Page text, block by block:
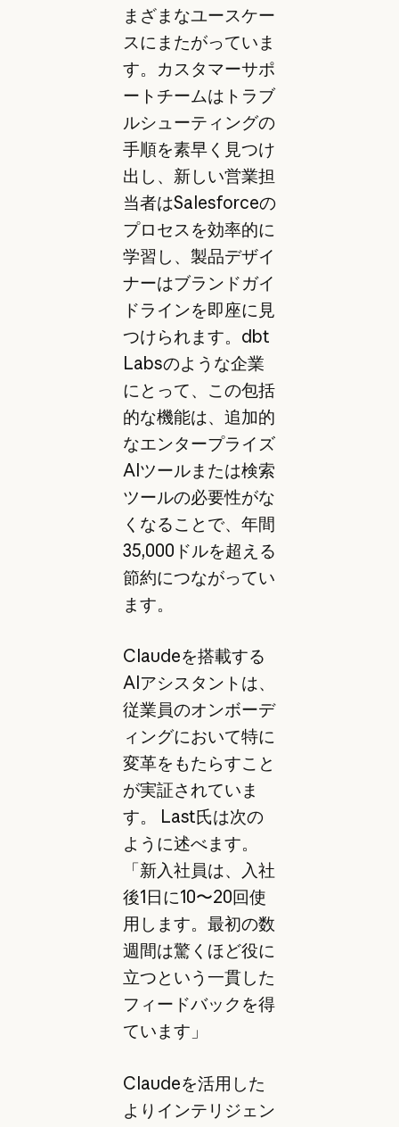
まざまなユースケー
スにまたがっていま
す。カスタマーサポ
ートチームはトラブ
ルシューティングの
手順を素早く見つけ
出し、新しい営業担
当者はSalesforceの
プロセスを効率的に
学習し、製品デザイ
ナーはブランドガイ
ドラインを即座に見
つけられます。dbt
Labsのような企業
にとって、この包括
的な機能は、追加的
なエンタープライズ
AIツールまたは検索
ツールの必要性がな
くなることで、年間
35,000ドルを超える
節約につながってい
ます。
Claudeを搭載する
AIアシスタントは、
従業員のオンボーデ
ィングにおいて特に
変革をもたらすこと
が実証されていま
す。 Last氏は次の
ように述べます。
「新入社員は、入社
後1日に10〜20回使
用します。最初の数
週間は驚くほど役に
立つという一貫した
フィードバックを得
ています」
Claudeを活用した
よりインテリジェン